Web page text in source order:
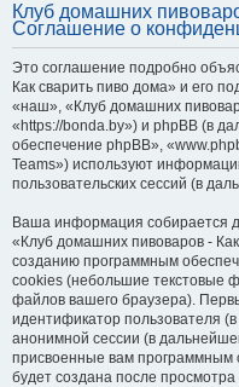
Клуб домашних
Соглашение о
Это соглашение подробно
Как cварить пиво дома» и его
«наш», «Клуб домашних
«https://bonda.by») и phpBB (в
обеспечение phpBB»,
Teams») используют
пользовательских сессий (в
Ваша информация собирается
«Клуб домашних пивоваров -
созданию программным
cookies (небольшие текстовые
файлов вашего браузера).
идентификатор пользователя
анонимной сессии (в
присвоенные вам программным
будет создана после